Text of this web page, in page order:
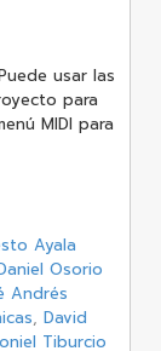
usar las
para
MIDI para
Ayala
Osorio
Andrés
, David
Tiburcio